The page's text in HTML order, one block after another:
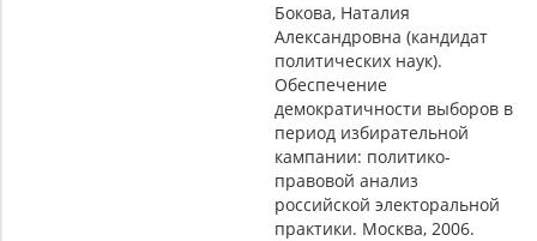
Бокова, Наталия
Александровна (кандидат
политических наук).
Обеспечение
демократичности выборов в
период избирательной
кампании: политико-
правовой анализ
российской электоральной
практики. Москва, 2006.